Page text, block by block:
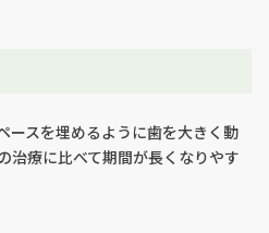
ースを埋めるように歯を大きく動
治療に比べて期間が長くなりやす